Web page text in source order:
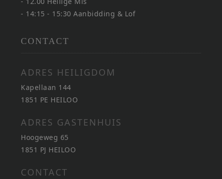
- 14:15 - 15:30 Aanbidding & Lof
CONTACT
ADRES HEILIGDOM
Kapellaan 144
1851 PE HEILOO
ADRES GASTENHUIS
Hoogeweg 65
1851 PJ HEILOO
CONTACT